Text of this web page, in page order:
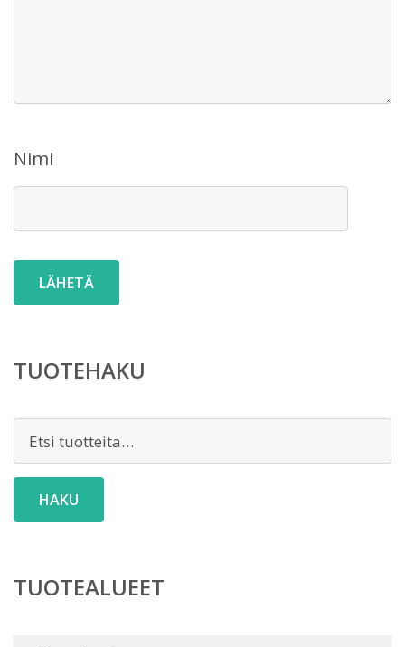
Nimi
TUOTEHAKU
HAKU
TUOTEALUEET